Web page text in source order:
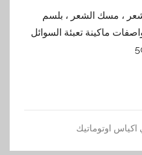
، مسك الشعر ، بلسم
ماكينة تعبئة السوائل
اوتوماتيك